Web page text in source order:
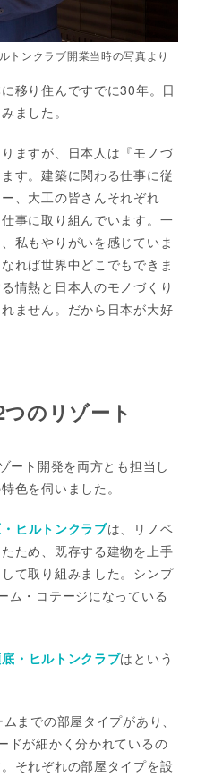
トンクラブ開業当時の写真より
移り住んですでに30年。日
ました。
ますが、日本人は『モノづ
す。建築に関わる仕事に従
、大工の皆さんそれぞれ
事に取り組んでいます。一
私もやりがいを感じていま
れば世界中どこでもできま
情熱と日本人のモノづくり
ません。だから日本が大好
のリゾート
ート開発を両方とも担当し
色を伺いました。
ヒルトンクラブは、リノベ
ため、既存する建物を上手
て取り組みました。シンプ
ム・コテージになっている
・ヒルトンクラブはという
までの部屋タイプがあり、
ドが細かく分かれているの
それぞれの部屋タイプを設